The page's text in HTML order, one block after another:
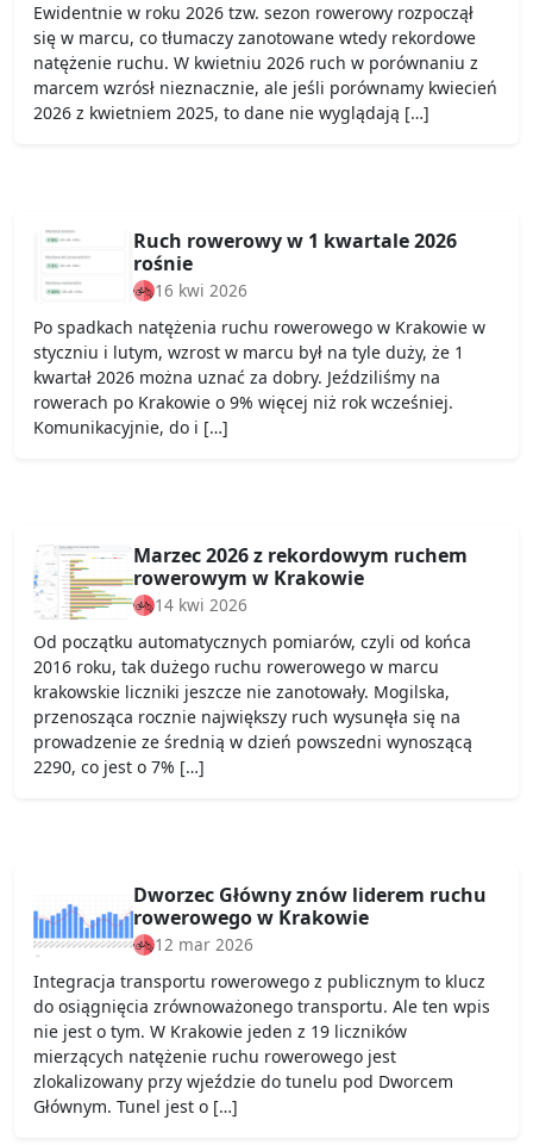
Ewidentnie w roku 2026 tzw. sezon rowerowy rozpoczął
się w marcu, co tłumaczy zanotowane wtedy rekordowe
natężenie ruchu. W kwietniu 2026 ruch w porównaniu z
marcem wzrósł nieznacznie, ale jeśli porównamy kwiecień
2026 z kwietniem 2025, to dane nie wyglądają […]
Ruch rowerowy w 1 kwartale 2026
rośnie
16 kwi 2026
Po spadkach natężenia ruchu rowerowego w Krakowie w
styczniu i lutym, wzrost w marcu był na tyle duży, że 1
kwartał 2026 można uznać za dobry. Jeździliśmy na
rowerach po Krakowie o 9% więcej niż rok wcześniej.
Komunikacyjnie, do i […]
Marzec 2026 z rekordowym ruchem
rowerowym w Krakowie
14 kwi 2026
Od początku automatycznych pomiarów, czyli od końca
2016 roku, tak dużego ruchu rowerowego w marcu
krakowskie liczniki jeszcze nie zanotowały. Mogilska,
przenosząca rocznie największy ruch wysunęła się na
prowadzenie ze średnią w dzień powszedni wynoszącą
2290, co jest o 7% […]
Dworzec Główny znów liderem ruchu
rowerowego w Krakowie
12 mar 2026
Integracja transportu rowerowego z publicznym to klucz
do osiągnięcia zrównoważonego transportu. Ale ten wpis
nie jest o tym. W Krakowie jeden z 19 liczników
mierzących natężenie ruchu rowerowego jest
zlokalizowany przy wjeździe do tunelu pod Dworcem
Głównym. Tunel jest o […]